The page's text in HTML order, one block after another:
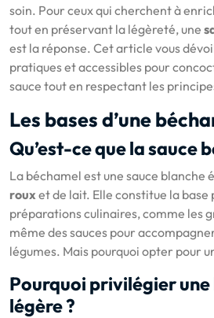
soin. Pour ceux qui cherchent à
tout en préservant la légèreté, une
est la réponse. Cet article vous
pratiques et accessibles pour
sauce tout en respectant les
Les bases d’une
Qu’est-ce que la sauce
La béchamel est une sauce blanche
roux et de lait. Elle constitue la base
préparations culinaires, comme les
même des sauces pour
légumes. Mais pourquoi opter pour
Pourquoi privilégier une
légère ?